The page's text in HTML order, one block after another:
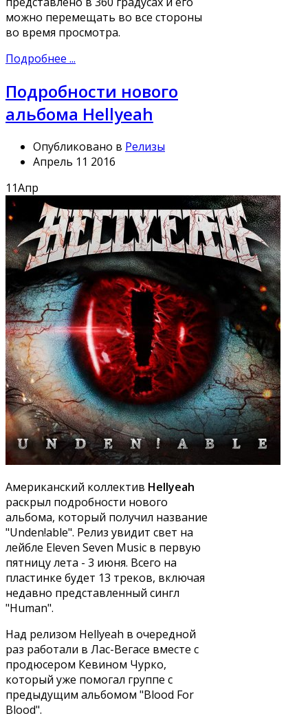
можно перемещать во все стороны
во время просмотра.
Подробнее ...
Подробности нового
альбома Hellyeah
Опубликовано в Релизы
Апрель 11 2016
11Апр
Американский коллектив Hellyeah
раскрыл подробности нового
альбома, который получил название
"Unden!able". Релиз увидит свет на
лейбле Eleven Seven Music в первую
пятницу лета - 3 июня. Всего на
пластинке будет 13 треков, включая
недавно представленный сингл
"Human".
Над релизом Hellyeah в очередной
раз работали в Лас-Вегасе вместе с
продюсером Кевином Чурко,
который уже помогал группе с
предыдущим альбомом "Blood For
Blood".